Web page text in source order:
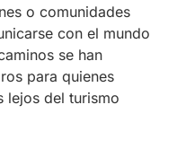
o comunidades
con el mundo
se han
para quienes
lejos del turismo